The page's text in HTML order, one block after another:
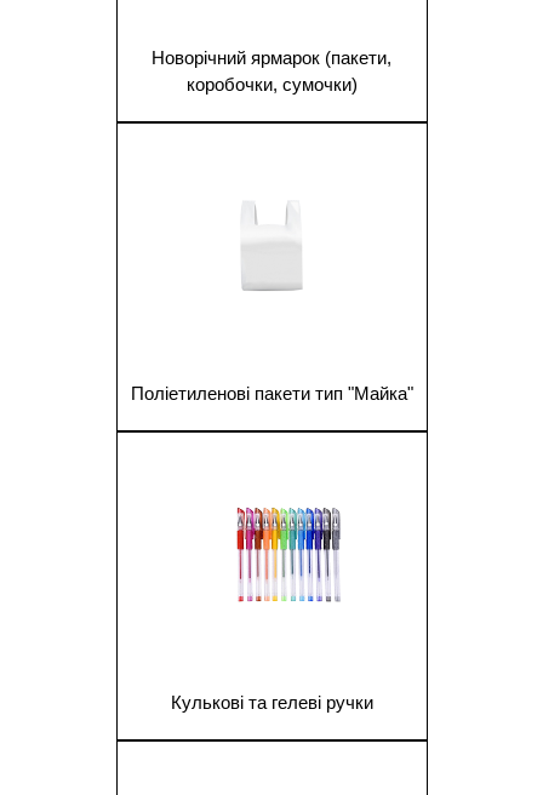
Новорічний ярмарок (пакети,
коробочки, сумочки)
Поліетиленові пакети тип "Майка"
Кулькові та гелеві ручки